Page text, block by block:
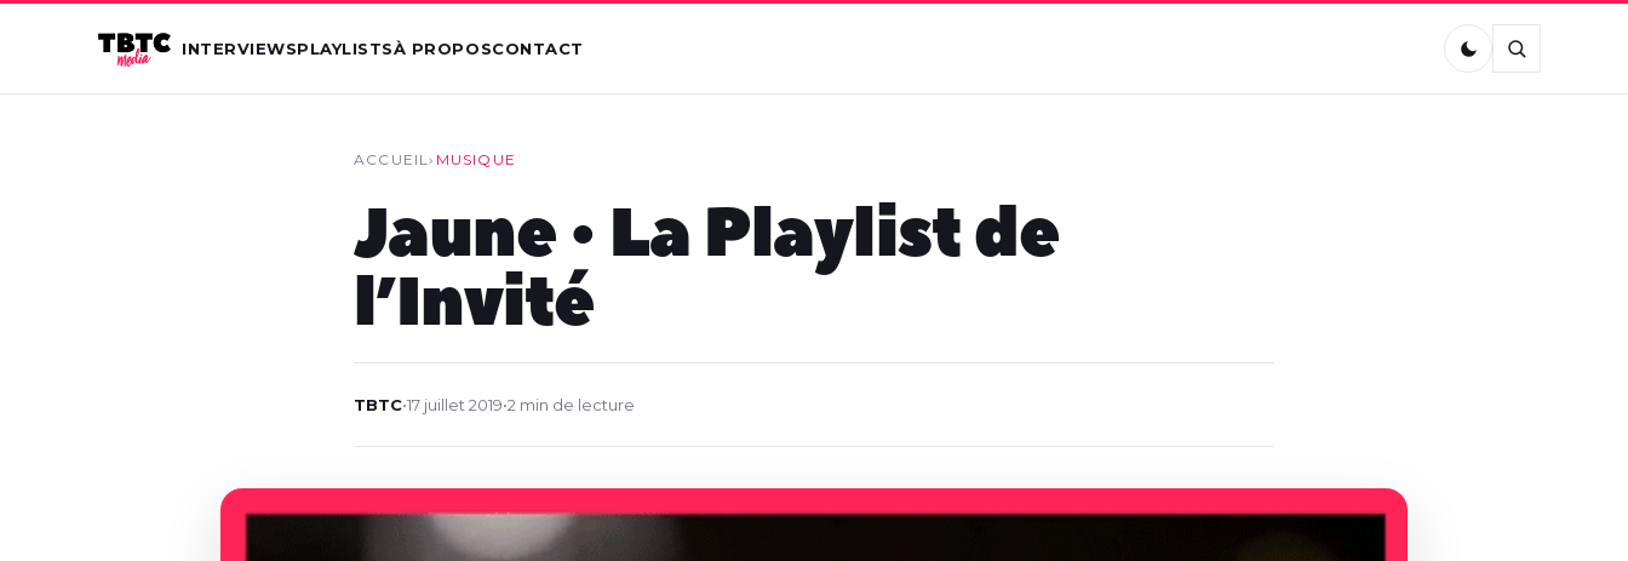
INTERVIEWSPLAYLISTSÀ PROPOSCONTACT
ACCUEIL› MUSIQUE
Jaune • La Playlist de
l’Invité
TBTC•17 juillet 2019•2 min de lecture